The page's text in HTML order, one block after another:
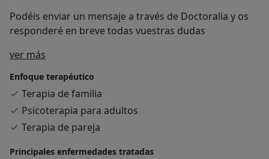
Podéis enviar un mensaje a través de Doctoralia y os
responderé en breve todas vuestras dudas
ver más
Enfoque terapéutico
Terapia de familia
Psicoterapia para adultos
Terapia de pareja
Principales enfermedades tratadas